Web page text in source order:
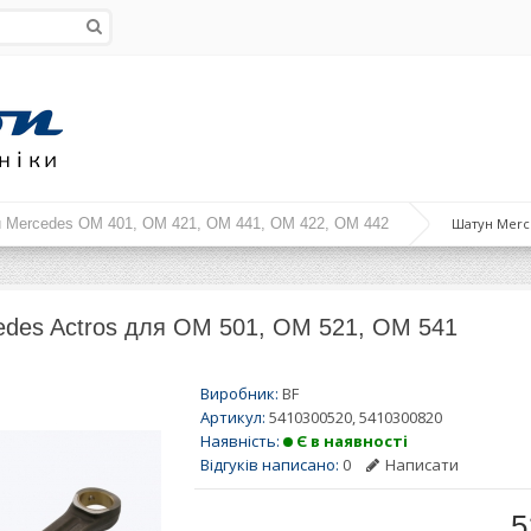
Mercedes OM 401, OM 421, OM 441, OM 422, OM 442 Шатун
Actros для OM 501, ОМ 521, ОМ 541
Виробник: BF
Артикул: 5410300520, 5410300820
Наявність:
Є в наявності
Відгуків написано: 0 Написати